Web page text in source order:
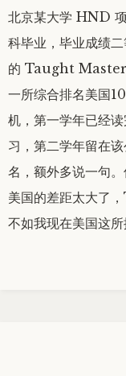
北京某大学 HND
科毕业，毕业成绩
的 Taught Master
一所综合排名美国
机，第一学年已经
习，第二学年留在
名，额外多说一句
美国的差距太大了
不如我现在美国这所